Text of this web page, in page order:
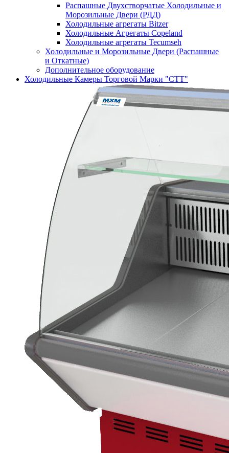
Распашные Двухстворчатые Холодильные и
Морозильные Двери (РДД)
Холодильные агрегаты Bitzer
Холодильные Агрегаты Copeland
Холодильные агрегаты Tecumseh
Холодильные и Морозильные Двери (Распашные
и Откатные)
Дополнительное оборудование
Холодильные Камеры Торговой Марки "СТТ"